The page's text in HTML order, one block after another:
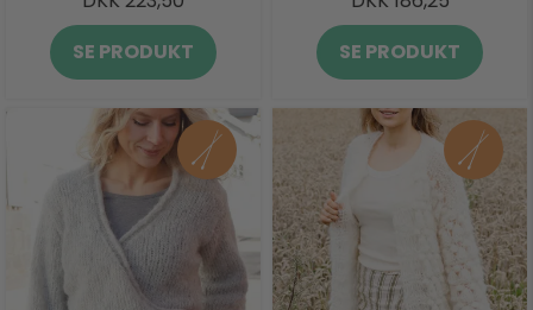
SE PRODUKT
SE PRODUKT